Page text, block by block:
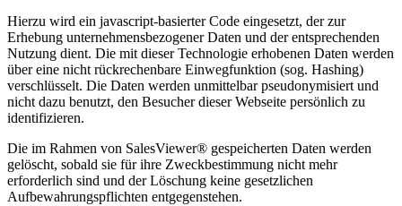
Hierzu wird ein javascript-basierter Code eingesetzt, der zur
Erhebung unternehmensbezogener Daten und der entsprechenden
Nutzung dient. Die mit dieser Technologie erhobenen Daten werden
über eine nicht rückrechenbare Einwegfunktion (sog. Hashing)
verschlüsselt. Die Daten werden unmittelbar pseudonymisiert und
nicht dazu benutzt, den Besucher dieser Webseite persönlich zu
identifizieren.
Die im Rahmen von SalesViewer® gespeicherten Daten werden
gelöscht, sobald sie für ihre Zweckbestimmung nicht mehr
erforderlich sind und der Löschung keine gesetzlichen
Aufbewahrungspflichten entgegenstehen.